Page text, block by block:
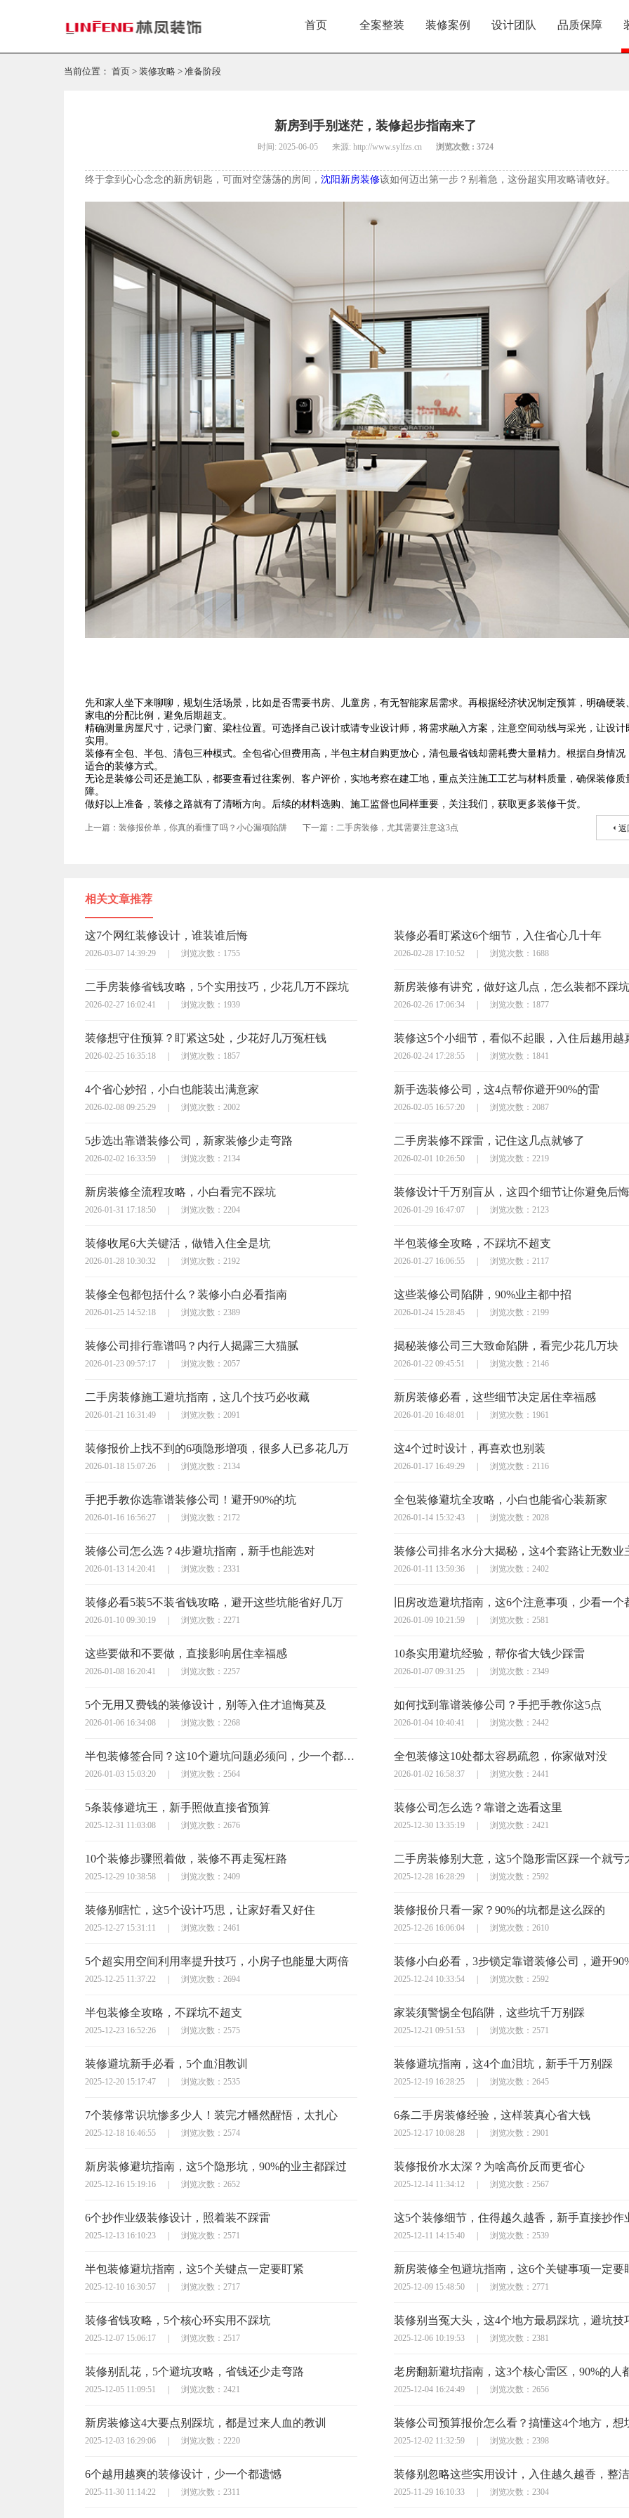
首页 全案整装 装修案例 设计团队 品质保障
当前位置： 首页 > 装修攻略 > 准备阶段
新房到手别迷茫，装修起步指南来了
时间: 2025-06-05 来源: http://www.sylfzs.cn 浏览次数 : 3724
终于拿到心心念念的新房钥匙，可面对空荡荡的房间， 沈阳新房装修该如何迈出第一步？别着急，这份超实用攻略请收好。
先和家人坐下来聊聊，规划生活场景，比如是否需要书房、儿童房，有无智能家居需求。再根据经济状况制定预算，明确硬装
家电的分配比例，避免后期超支。
精确测量房屋尺寸，记录门窗、梁柱位置。可选择自己设计或请专业设计师，将需求融入方案，注意空间动线与采光，让设计
实用。
装修有全包、半包、清包三种模式。全包省心但费用高，半包主材自购更放心，清包最省钱却需耗费大量精力。根据自身情况
适合的装修方式。
无论是装修公司还是施工队，都要查看过往案例、客户评价，实地考察在建工地，重点关注施工工艺与材料质量，确保装修质
障。
做好以上准备，装修之路就有了清晰方向。后续的材料选购、施工监督也同样重要，关注我们，获取更多装修干货。
上一篇：装修报价单，你真的看懂了吗？小心漏项陷阱 下一篇：二手房装修，尤其需要注意这3点 返
相关文章推荐
这7个网红装修设计，谁装谁后悔
2026-03-07 14:39:29 浏览次数：1755
装修必看盯紧这6个细节，入住省心几十年
2026-02-28 17:10:52 浏览次数：1688
二手房装修省钱攻略，5个实用技巧，少花几万不踩坑
2026-02-27 16:02:41 浏览次数：1939
新房装修有讲究，做好这几点，怎么装都不踩坑
2026-02-26 17:06:34 浏览次数：1877
装修想守住预算？盯紧这5处，少花好几万冤枉钱
2026-02-25 16:35:18 浏览次数：1857
装修这5个小细节，看似不起眼，入住后越用越
2026-02-24 17:28:55 浏览次数：1841
4个省心妙招，小白也能装出满意家
2026-02-08 09:25:29 浏览次数：2002
新手选装修公司，这4点帮你避开90%的雷
2026-02-05 16:57:20 浏览次数：2087
5步选出靠谱装修公司，新家装修少走弯路
2026-02-02 16:33:59 浏览次数：2134
二手房装修不踩雷，记住这几点就够了
2026-02-01 10:26:50 浏览次数：2219
新房装修全流程攻略，小白看完不踩坑
2026-01-31 17:18:50 浏览次数：2204
装修设计千万别盲从，这四个细节让你避免后悔
2026-01-29 16:47:07 浏览次数：2123
装修收尾6大关键活，做错入住全是坑
2026-01-28 10:30:32 浏览次数：2192
半包装修全攻略，不踩坑不超支
2026-01-27 16:06:55 浏览次数：2117
装修全包都包括什么？装修小白必看指南
2026-01-25 14:52:18 浏览次数：2389
这些装修公司陷阱，90%业主都中招
2026-01-24 15:28:45 浏览次数：2199
装修公司排行靠谱吗？内行人揭露三大猫腻
2026-01-23 09:57:17 浏览次数：2057
揭秘装修公司三大致命陷阱，看完少花几万块
2026-01-22 09:45:51 浏览次数：2146
二手房装修施工避坑指南，这几个技巧必收藏
2026-01-21 16:31:49 浏览次数：2091
新房装修必看，这些细节决定居住幸福感
2026-01-20 16:48:01 浏览次数：1961
装修报价上找不到的6项隐形增项，很多人已多花几万
2026-01-18 15:07:26 浏览次数：2134
这4个过时设计，再喜欢也别装
2026-01-17 16:49:29 浏览次数：2116
手把手教你选靠谱装修公司！避开90%的坑
2026-01-16 16:56:27 浏览次数：2172
全包装修避坑全攻略，小白也能省心装新家
2026-01-14 15:32:43 浏览次数：2028
装修公司怎么选？4步避坑指南，新手也能选对
2026-01-13 14:20:41 浏览次数：2331
装修公司排名水分大揭秘，这4个套路让无数业
2026-01-11 13:59:36 浏览次数：2402
装修必看5装5不装省钱攻略，避开这些坑能省好几万
2026-01-10 09:30:19 浏览次数：2271 2026-01-09 10:21:59 浏览次数：2581
这些要做和不要做，直接影响居住幸福感
2026-01-08 16:20:41 浏览次数：2257
10条实用避坑经验，帮你省大钱少踩雷
2026-01-07 09:31:25 浏览次数：2349
5个无用又费钱的装修设计，别等入住才追悔莫及
2026-01-06 16:34:08 浏览次数：2268
如何找到靠谱装修公司？手把手教你这5点
2026-01-04 10:40:41 浏览次数：2442
半包装修签合同？这10个避坑问题必须问，少一个都可能亏大
2026-01-03 15:03:20 浏览次数：2564
全包装修这10处都太容易疏忽，你家做对没
2026-01-02 16:58:37 浏览次数：2441
5条装修避坑王，新手照做直接省预算
2025-12-31 11:03:08 浏览次数：2676
装修公司怎么选？靠谱之选看这里
2025-12-30 13:35:19 浏览次数：2421
10个装修步骤照着做，装修不再走冤枉路
2025-12-29 10:38:58 浏览次数：2409
二手房装修别大意，这5个隐形雷区踩一个就亏
2025-12-28 16:28:29 浏览次数：2592
装修别瞎忙，这5个设计巧思，让家好看又好住
2025-12-27 15:31:11 浏览次数：2461
装修报价只看一家？90%的坑都是这么踩的
2025-12-26 16:06:04 浏览次数：2610
5个超实用空间利用率提升技巧，小房子也能显大两倍
2025-12-25 11:37:22 浏览次数：2694
装修小白必看，3步锁定靠谱装修公司，避开
2025-12-24 10:33:54 浏览次数：2592
半包装修全攻略，不踩坑不超支
2025-12-23 16:52:26 浏览次数：2575
家装须警惕全包陷阱，这些坑千万别踩
2025-12-21 09:51:53 浏览次数：2571
装修避坑新手必看，5个血泪教训
2025-12-20 15:17:47 浏览次数：2535
装修避坑指南，这4个血泪坑，新手千万别踩
2025-12-19 16:28:25 浏览次数：2645
7个装修常识坑惨多少人！装完才幡然醒悟，太扎心
2025-12-18 16:46:55 浏览次数：2574
6条二手房装修经验，这样装真心省大钱
2025-12-17 10:08:28 浏览次数：2901
新房装修避坑指南，这5个隐形坑，90%的业主都踩过
2025-12-16 15:19:16 浏览次数：2652
装修报价水太深？为啥高价反而更省心
2025-12-14 11:34:12 浏览次数：2567
6个抄作业级装修设计，照着装不踩雷
2025-12-13 16:10:23 浏览次数：2571
这5个装修细节，住得越久越香，新手直接抄作
2025-12-11 14:15:40 浏览次数：2539
半包装修避坑指南，这5个关键点一定要盯紧
2025-12-10 16:30:57 浏览次数：2717
新房装修全包避坑指南，这6个关键事项一定要
2025-12-09 15:48:50 浏览次数：2771
装修省钱攻略，5个核心环实用不踩坑
2025-12-07 15:06:17 浏览次数：2517 2025-12-06 10:19:53 浏览次数：2381
装修别乱花，5个避坑攻略，省钱还少走弯路
2025-12-05 11:09:51 浏览次数：2421
老房翻新避坑指南，这3个核心雷区，90%的人
2025-12-04 16:24:49 浏览次数：2656
新房装修这4大要点别踩坑，都是过来人血的教训
2025-12-03 16:29:06 浏览次数：2220 2025-12-02 11:32:59 浏览次数：2398
6个越用越爽的装修设计，少一个都遗憾
2025-11-30 11:14:22 浏览次数：2311
装修别忽略这些实用设计，入住越久越香，整
2025-11-29 16:10:33 浏览次数：2304